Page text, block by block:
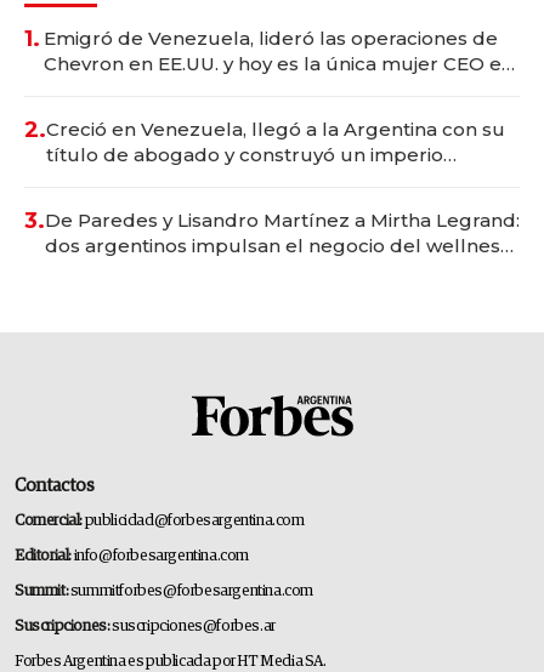
1. Emigró de Venezuela, lideró las operaciones de
Chevron en EE.UU. y hoy es la única mujer CEO en
2.Creció en Venezuela, llegó a la Argentina con su
título de abogado y construyó un imperio
3.De Paredes y Lisandro Martínez a Mirtha Legrand:
dos argentinos impulsan el negocio del wellness
Contactos
Comercial:publicidad@forbesargentina.com
Editorial:info@forbesargentina.com
Summit:summitforbes@forbesargentina.com
Suscripciones:suscripciones@forbes.ar
Forbes Argentina es publicada por HT Media SA.